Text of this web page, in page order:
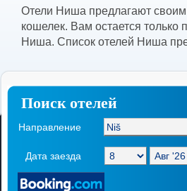
Отели Ниша предлагают
кошелек. Вам остается
Ниша. Список отелей Ниша
Поиск отелей
Направление
Дата заезда